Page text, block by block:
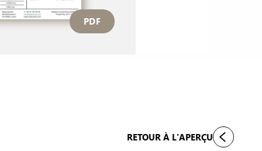
PDF
RETOUR À L'APERÇU